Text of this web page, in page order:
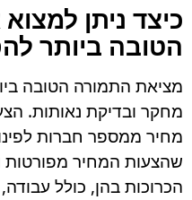
כיצד ניתן
הטובה ביותר
מציאת התמורה הטובה
מחקר ובדיקת נאותות.
מחיר ממספר חברות
שהצעות המחיר מפורטות
הכרוכות בהן, כולל עבודה,